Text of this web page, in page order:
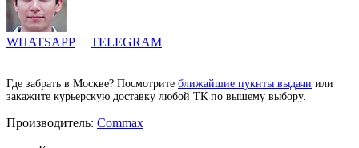
WHATSAPP TELEGRAM
Где забрать в Москве? Посмотрите ближайшие пукнты выдачи или
закажите курьерскую доставку любой ТК по вышему выбору.
Производитель: Commax